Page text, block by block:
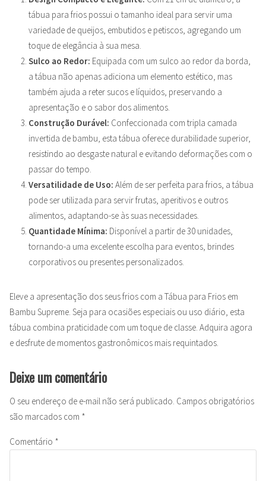
tábua para frios possui o tamanho ideal para servir uma
variedade de queijos, embutidos e petiscos, agregando um
toque de elegância à sua mesa.
Sulco ao Redor: Equipada com um sulco ao redor da borda,
a tábua não apenas adiciona um elemento estético, mas
também ajuda a reter sucos e líquidos, preservando a
apresentação e o sabor dos alimentos.
Construção Durável: Confeccionada com tripla camada
invertida de bambu, esta tábua oferece durabilidade superior,
resistindo ao desgaste natural e evitando deformações com o
passar do tempo.
Versatilidade de Uso: Além de ser perfeita para frios, a tábua
pode ser utilizada para servir frutas, aperitivos e outros
alimentos, adaptando-se às suas necessidades.
Quantidade Mínima: Disponível a partir de 30 unidades,
tornando-a uma excelente escolha para eventos, brindes
corporativos ou presentes personalizados.
Eleve a apresentação dos seus frios com a Tábua para Frios em
Bambu Supreme. Seja para ocasiões especiais ou uso diário, esta
tábua combina praticidade com um toque de classe. Adquira agora
e desfrute de momentos gastronômicos mais requintados.
Deixe um comentário
O seu endereço de e-mail não será publicado. Campos obrigatórios
são marcados com *
Comentário *